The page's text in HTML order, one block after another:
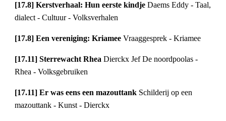
[17.8] Kerstverhaal: Hun eerste kindje Daems Eddy - Taal,
dialect - Cultuur - Volksverhalen
[17.8] Een vereniging: Kriamee Vraaggesprek - Kriamee
[17.11] Sterrewacht Rhea Dierckx Jef De noordpoolas -
Rhea - Volksgebruiken
[17.11] Er was eens een mazouttank Schilderij op een
mazouttank - Kunst - Dierckx